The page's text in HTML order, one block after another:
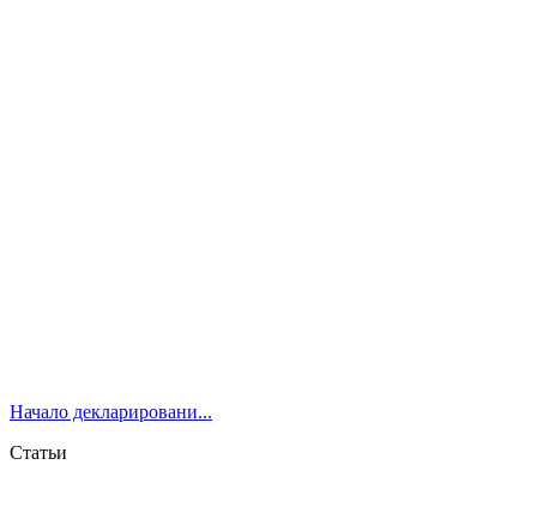
Начало декларировани...
Статьи